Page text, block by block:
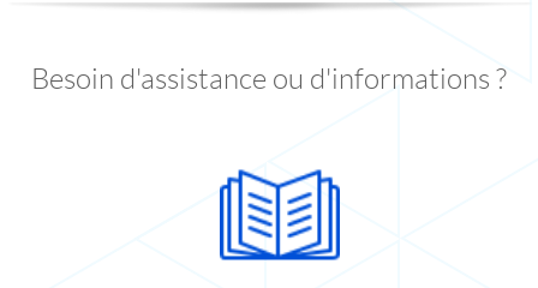
Besoin d'assistance ou d'informations ?